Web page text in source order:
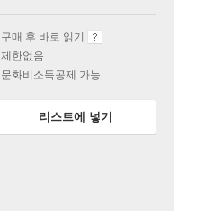
구매 후 바로 읽기
제한없음
문화비소득공제 가능
리스트에 넣기